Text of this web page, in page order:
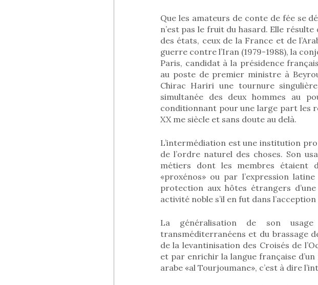
Que les amateurs de conte de fée se
n’est pas le fruit du hasard. Elle
des états, ceux de la France et de
guerre contre l’Iran (1979-1988), la
Paris, candidat à la présidence
au poste de premier ministre à
Chirac Hariri une tournure
simultanée des deux hommes au
conditionnant pour une large part les
XX me siècle et sans doute au delà.
L’intermédiation est une institution
de l’ordre naturel des choses. Son
métiers dont les membres étaient
«proxénos» ou par l’expression
protection aux hôtes étrangers
activité noble s’il en fut dans
La généralisation de son
transméditerranéens et du brassage
de la levantinisation des Croisés de
et par enrichir la langue française
arabe «al Tourjoumane», c’est à dire